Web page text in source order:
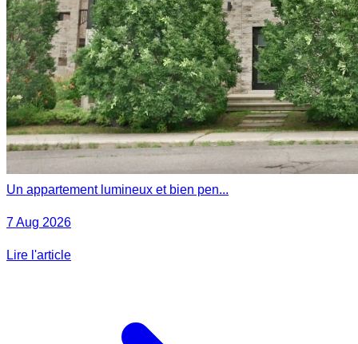
Un appartement lumineux et bien pen...
7 Aug 2026
Lire l'article